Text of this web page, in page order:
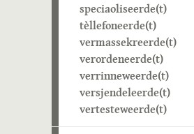
speciaoliseerde(t)
tèllefoneerde(t)
vermassekreerde(t)
verordeneerde(t)
verrinneweerde(t)
versjendeleerde(t)
vertesteweerde(t)